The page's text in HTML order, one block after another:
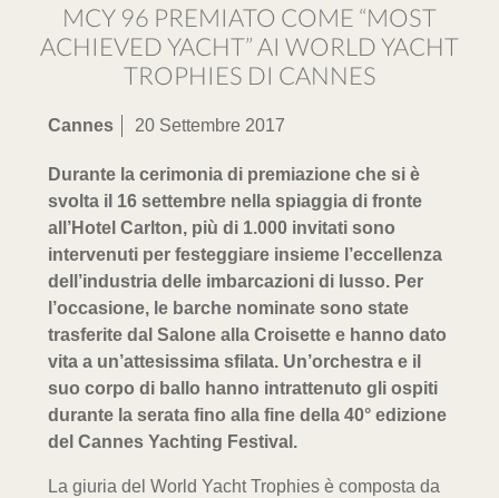
MCY 96 PREMIATO COME “MOST
ACHIEVED YACHT” AI WORLD YACHT
TROPHIES DI CANNES
Cannes 20 Settembre 2017
Durante la cerimonia di premiazione che si è
svolta il 16 settembre nella spiaggia di fronte
all’Hotel Carlton, più di 1.000 invitati sono
intervenuti per festeggiare insieme l’eccellenza
dell’industria delle imbarcazioni di lusso. Per
l’occasione, le barche nominate sono state
trasferite dal Salone alla Croisette e hanno dato
vita a un’attesissima sfilata. Un’orchestra e il
suo corpo di ballo hanno intrattenuto gli ospiti
durante la serata fino alla fine della 40° edizione
del Cannes Yachting Festival.
La giuria del World Yacht Trophies è composta da